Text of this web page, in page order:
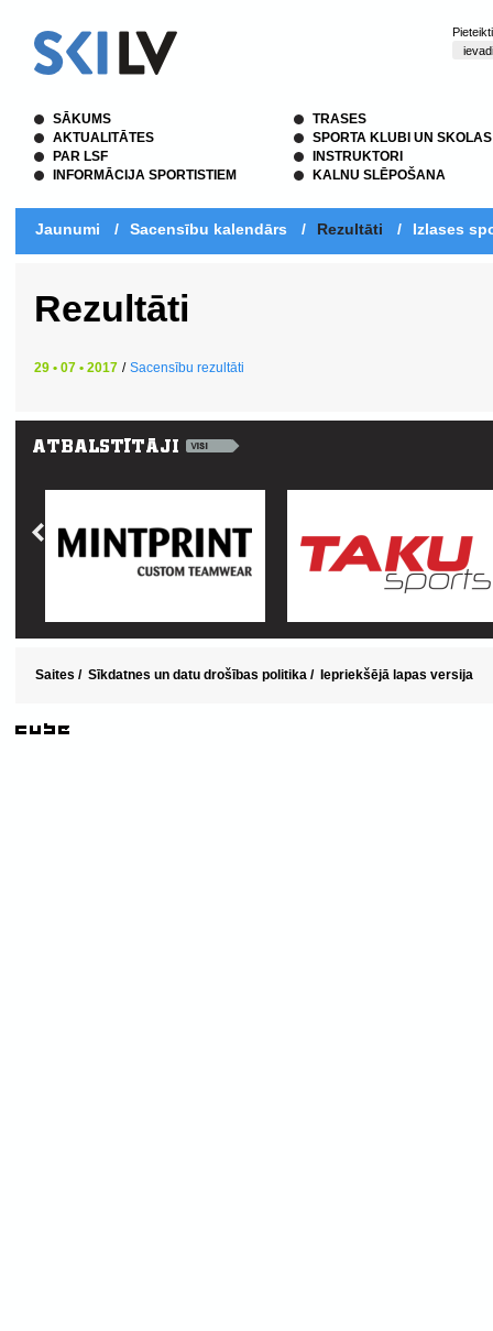
SĀKUMS
AKTUALITĀTES
PAR LSF
INFORMĀCIJA SPORTISTIEM
TRASES
SPORTA KLUBI UN SKOLAS
INSTRUKTORI
KALNU SLĒPOŠANA
Jaunumi / Sacensību kalendārs / Rezultāti / Izlases
Rezultāti
29 • 07 • 2017 / Sacensību rezultāti
Saites / Sīkdatnes un datu drošības politika / Iepriekšējā lapas versija